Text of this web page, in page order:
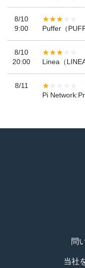
8/10
9:00
Puffer（
8/10
20:00
Linea（
8/11
Pi
問
当社